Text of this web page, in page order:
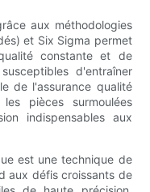
aux méthodologies
et Six Sigma permet
constante et de
d'entraîner
de l'assurance qualité
pièces surmoulées
indispensables aux
est une technique de
aux défis croissants de